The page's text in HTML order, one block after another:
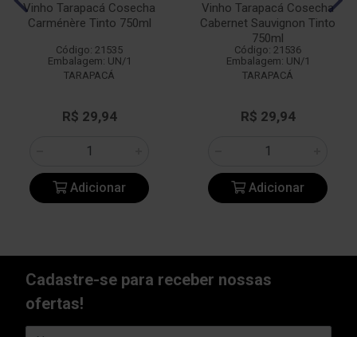
Vinho Tarapacá Cosecha
Carménère Tinto 750ml
Código: 21535
Embalagem: UN/1
TARAPACÁ
R$ 29,94
Adicionar
Vinho Tarapacá Cosecha
Cabernet Sauvignon Tinto
750ml
Código: 21536
Embalagem: UN/1
TARAPACÁ
R$ 29,94
Adicionar
Cadastre-se para receber nossas
ofertas!